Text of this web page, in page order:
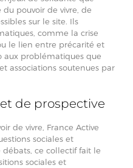
pouvoir de vivre, de
sur le site. Ils
comme la crise
le lien entre précarité et
aux problématiques que
associations soutenues par
de prospective
de vivre, France Active
sociales et
débats, ce collectif fait le
sociales et